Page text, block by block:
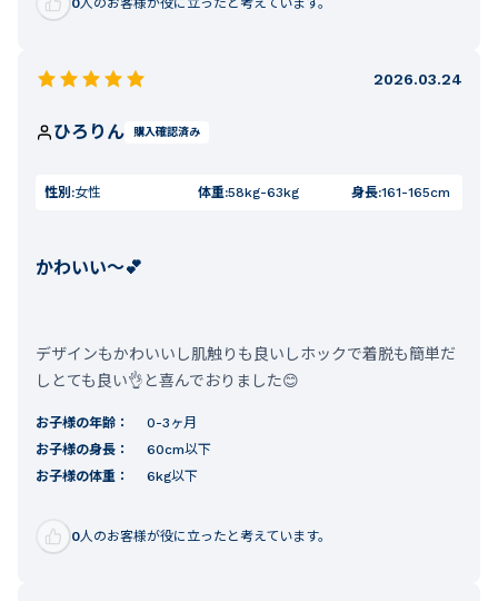
0人のお客様が役に立ったと考えています。
2026.03.24
ひろりん 購入確認済み
性別:女性 体重:58kg-63kg 身長:161-165cm
かわいい〜💕
デザインもかわいいし肌触りも良いしホックで着脱も簡単だ
しとても良い👌と喜んでおりました😊
お子様の年齢：
0-3ヶ月
お子様の身長：
60cm以下
お子様の体重：
6kg以下
0人のお客様が役に立ったと考えています。